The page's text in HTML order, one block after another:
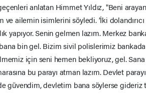
anlatan Himmet Yıldız, "Beni
ve ailemin isimlerini söyledi. ’İki
yapıyor. Senin gelmen lazım. Merkez
bin gel. Bizim sivil polislerimiz bankada
için seni hemen bekliyoruz, gel.
bu parayı atman lazım. Devlet
güvendim, devletim bana söylerse